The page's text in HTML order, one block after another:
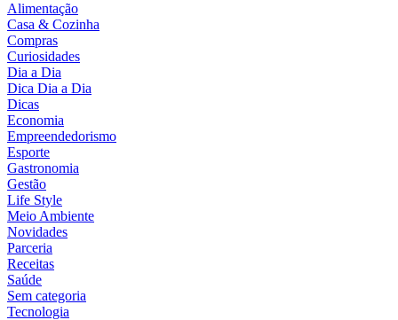
Alimentação
Casa & Cozinha
Compras
Curiosidades
Dia a Dia
Dica Dia a Dia
Dicas
Economia
Empreendedorismo
Esporte
Gastronomia
Gestão
Life Style
Meio Ambiente
Novidades
Parceria
Receitas
Saúde
Sem categoria
Tecnologia